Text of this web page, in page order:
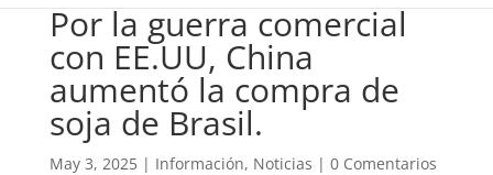
Por la guerra comercial
con EE.UU, China
aumentó la compra de
soja de Brasil.
May 3, 2025| Información, Noticias | 0 Comentarios